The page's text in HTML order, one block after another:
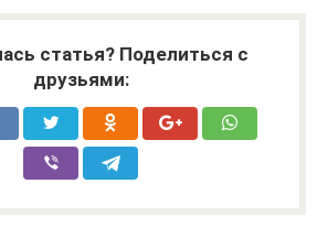
статья? Поделиться с
друзьями: